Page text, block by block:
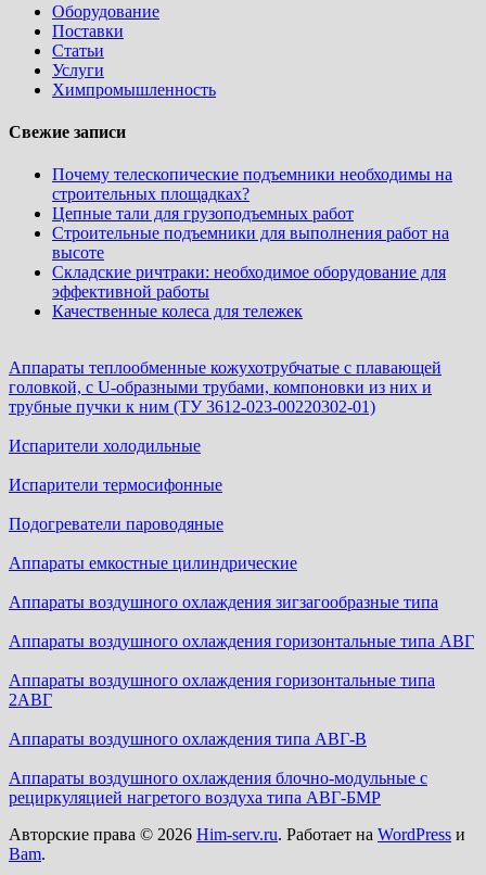
Оборудование
Поставки
Статьи
Услуги
Химпромышленность
Свежие записи
Почему телескопические подъемники необходимы на
строительных площадках?
Цепные тали для грузоподъемных работ
Строительные подъемники для выполнения работ на
высоте
Складские ричтраки: необходимое оборудование для
эффективной работы
Качественные колеса для тележек
Аппараты теплообменные кожухотрубчатые c плавающей
головкой, с U-образными трубами, компоновки из них и
трубные пучки к ним (ТУ 3612-023-00220302-01)
Испарители холодильные
Испарители термосифонные
Подогреватели пароводяные
Аппараты емкостные цилиндрические
Аппараты воздушного охлаждения зигзагообразные типа
Аппараты воздушного охлаждения горизонтальные типа АВГ
Аппараты воздушного охлаждения горизонтальные типа
2АВГ
Аппараты воздушного охлаждения типа АВГ-В
Аппараты воздушного охлаждения блочно-модульные с
рециркуляцией нагретого воздуха типа АВГ-БМР
Авторские права © 2026 Him-serv.ru. Работает на WordPress и
Bam.